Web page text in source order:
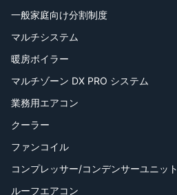
一般家庭向け分割制度
マルチシステム
暖房ボイラー
マルチゾーン DX PRO システム
業務用エアコン
クーラー
ファンコイル
コンプレッサー/コンデンサーユニット
ルーフエアコン